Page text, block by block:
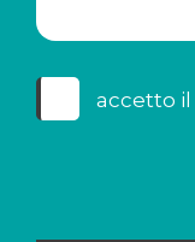
accetto il